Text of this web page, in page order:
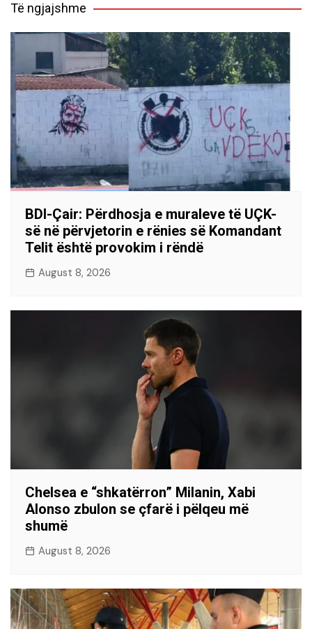
Të ngjajshme
BDI-Çair: Përdhosja e muraleve të UÇK-
së në përvjetorin e rënies së Komandant
Telit është provokim i rëndë
August 8, 2026
Chelsea e “shkatërron” Milanin, Xabi
Alonso zbulon se çfarë i pëlqeu më
shumë
August 8, 2026